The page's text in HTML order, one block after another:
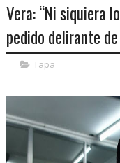
Vera: “Ni siquiera
pedido delirante
Tapa